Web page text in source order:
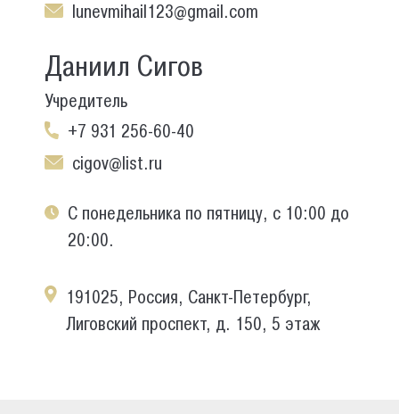
lunevmihail123@gmail.com
Даниил Сигов
Учредитель
+7 931 256-60-40
cigov@list.ru
С понедельника по пятницу, с 10:00 до
20:00.
191025, Россия, Санкт-Петербург,
Лиговский проспект, д. 150, 5 этаж